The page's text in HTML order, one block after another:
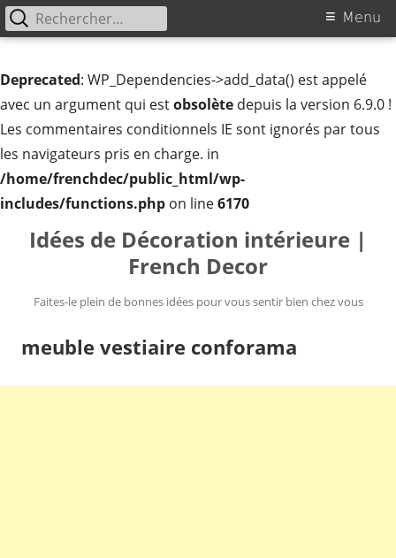
Deprecated: WP_Dependencies->add_data() est appelé
avec un argument qui estobsolète depuis la version 6.9.0 !
Les commentaires conditionnels IE sont ignorés par tous
les navigateurs pris en charge. in
/home/frenchdec/public_html/wp-
includes/functions.php on line6170
Idées de Décoration intérieure |
French Decor
Faites-le plein de bonnes idées pour vous sentir bien chez vous
Menu
Menu
Rechercher :
meuble vestiaire conforama